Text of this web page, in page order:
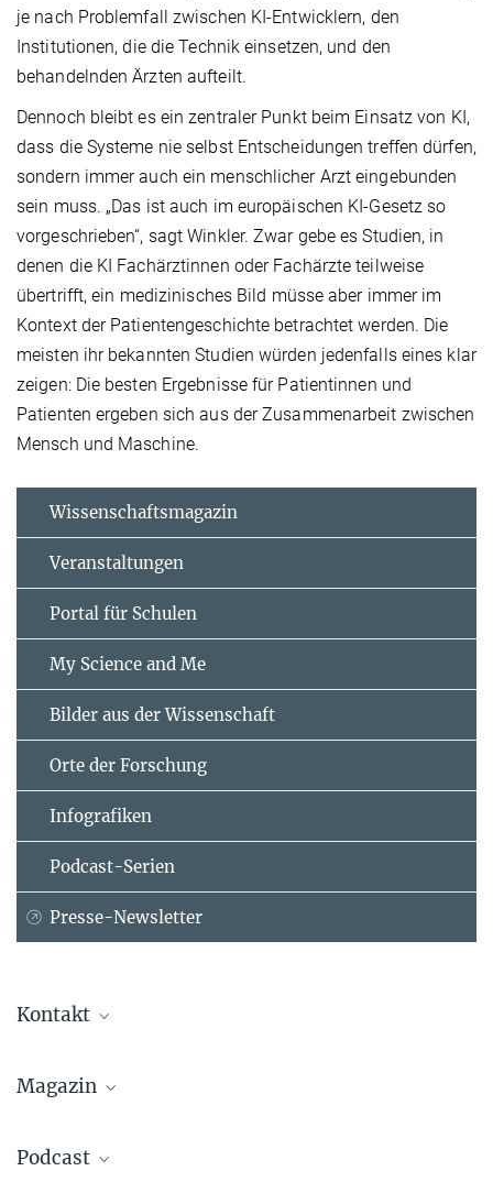
je nach Problemfall zwischen KI-Entwicklern, den
Institutionen, die die Technik einsetzen, und den
behandelnden Ärzten aufteilt.
Dennoch bleibt es ein zentraler Punkt beim Einsatz von KI,
dass die Systeme nie selbst Entscheidungen treffen dürfen,
sondern immer auch ein menschlicher Arzt eingebunden
sein muss. „Das ist auch im europäischen KI-Gesetz so
vorgeschrieben“, sagt Winkler. Zwar gebe es Studien, in
denen die KI Fachärztinnen oder Fachärzte teilweise
übertrifft, ein medizinisches Bild müsse aber immer im
Kontext der Patientengeschichte betrachtet werden. Die
meisten ihr bekannten Studien würden jedenfalls eines klar
zeigen: Die besten Ergebnisse für Patientinnen und
Patienten ergeben sich aus der Zusammenarbeit zwischen
Mensch und Maschine.
Wissenschaftsmagazin
Veranstaltungen
Portal für Schulen
My Science and Me
Bilder aus der Wissenschaft
Orte der Forschung
Infografiken
Podcast-Serien
Presse-Newsletter
Kontakt
Max-Planck-Institut für Quantenoptik, Garching
Magazin
Podcast